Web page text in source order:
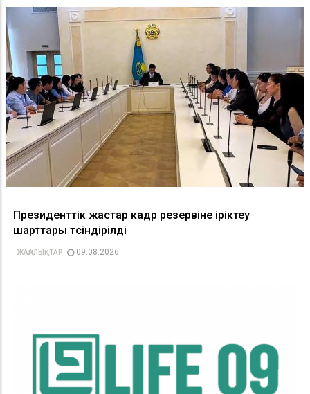
Президенттік жастар кадр резервіне іріктеу
шарттары түсіндірілді
ЖАҢАЛЫҚТАР 09.08.2026